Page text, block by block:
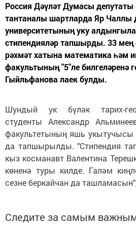
Россия Дәүләт Думасы
тантаналы шартларда Яр Чаллы
университетының уку
стипендияләр тапшырды. 33 мең
рәхмәт хатына математика һәм
факультының "5"ле билгеләренә
Гыйльфанова лаек булды.
Шундый ук бүләк тарих-
студенты Александр
факультетының яшь укытучысы
да тапшырылды. "Стипендия
кыз косманавт Валентина
көненә туры килде. Галәм
сезне беркайчан да
Следите за самым